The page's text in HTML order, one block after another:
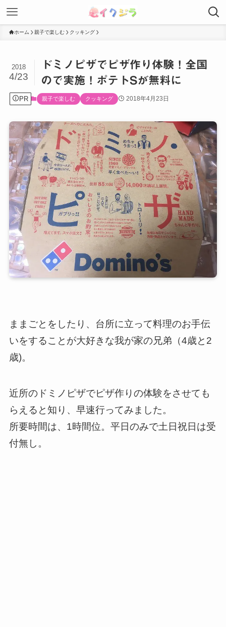
ホーム 親子で楽しむ クッキング
ドミノピザでピザ作り体験！全国
ので実施！ポテトSが無料に
2018
4/23
PR 親子で楽しむ クッキング 2018年4月23日
ままごとをしたり、台所に立って料理のお手伝
いをすることが大好きな我が家の兄弟（4歳と2
歳)。
近所のドミノピザでピザ作りの体験をさせても
らえると知り、早速行ってみました。
所要時間は、1時間位。平日のみで土日祝日は受
付無し。